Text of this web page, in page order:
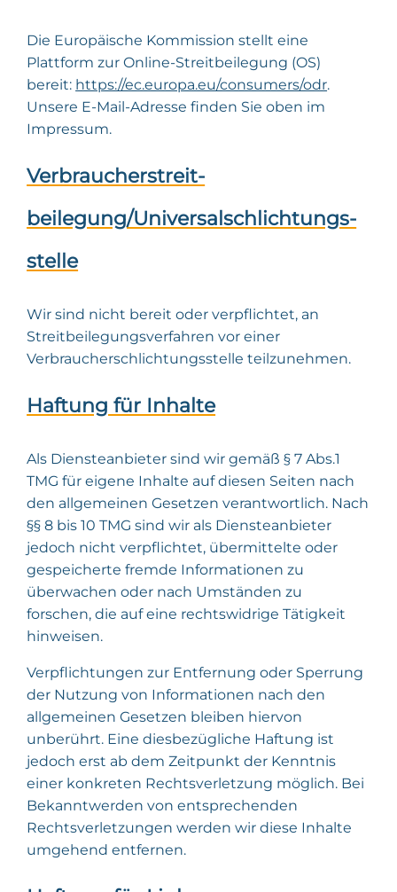
Die Europäische Kommission stellt eine
Plattform zur Online-Streitbeilegung (OS)
bereit: https://ec.europa.eu/consumers/odr.
Unsere E-Mail-Adresse finden Sie oben im
Impressum.
Verbraucher­streit­
beilegung/Universal­schlichtungs­
stelle
Wir sind nicht bereit oder verpflichtet, an
Streitbeilegungsverfahren vor einer
Verbraucherschlichtungsstelle teilzunehmen.
Haftung für Inhalte
Als Diensteanbieter sind wir gemäß § 7 Abs.1
TMG für eigene Inhalte auf diesen Seiten nach
den allgemeinen Gesetzen verantwortlich. Nach
§§ 8 bis 10 TMG sind wir als Diensteanbieter
jedoch nicht verpflichtet, übermittelte oder
gespeicherte fremde Informationen zu
überwachen oder nach Umständen zu
forschen, die auf eine rechtswidrige Tätigkeit
hinweisen.
Verpflichtungen zur Entfernung oder Sperrung
der Nutzung von Informationen nach den
allgemeinen Gesetzen bleiben hiervon
unberührt. Eine diesbezügliche Haftung ist
jedoch erst ab dem Zeitpunkt der Kenntnis
einer konkreten Rechtsverletzung möglich. Bei
Bekanntwerden von entsprechenden
Rechtsverletzungen werden wir diese Inhalte
umgehend entfernen.